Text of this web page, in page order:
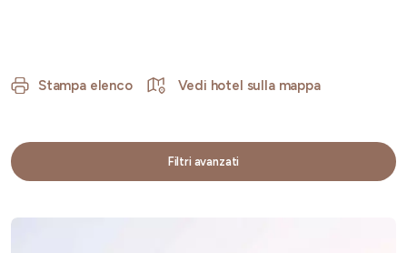
Stampa elenco Vedi hotel sulla mappa
Filtri avanzati